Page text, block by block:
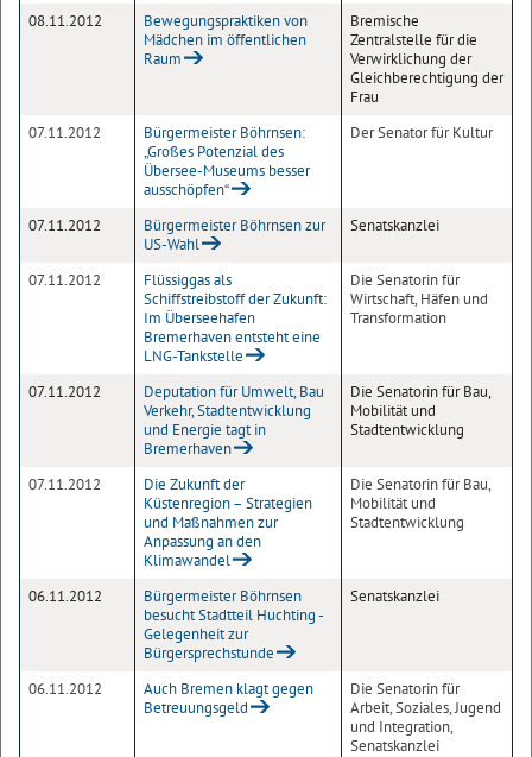
08.11.2012
Bewegungspraktiken von
Mädchen im öffentlichen
Raum
Bremische
Zentralstelle für die
Verwirklichung der
Gleichberechtigung der
Frau
07.11.2012
Bürgermeister Böhrnsen:
„Großes Potenzial des
Übersee-Museums besser
ausschöpfen“
Der Senator für Kultur
07.11.2012
Bürgermeister Böhrnsen zur
US-Wahl
Senatskanzlei
07.11.2012
Flüssiggas als
Schiffstreibstoff der Zukunft:
Im Überseehafen
Bremerhaven entsteht eine
LNG-Tankstelle
Die Senatorin für
Wirtschaft, Häfen und
Transformation
07.11.2012
Deputation für Umwelt, Bau
Verkehr, Stadtentwicklung
und Energie tagt in
Bremerhaven
Die Senatorin für Bau,
Mobilität und
Stadtentwicklung
07.11.2012
Die Zukunft der
Küstenregion – Strategien
und Maßnahmen zur
Anpassung an den
Klimawandel
Die Senatorin für Bau,
Mobilität und
Stadtentwicklung
06.11.2012
Bürgermeister Böhrnsen
besucht Stadtteil Huchting -
Gelegenheit zur
Bürgersprechstunde
Senatskanzlei
06.11.2012
Auch Bremen klagt gegen
Betreuungsgeld
Die Senatorin für
Arbeit, Soziales, Jugend
und Integration,
Senatskanzlei